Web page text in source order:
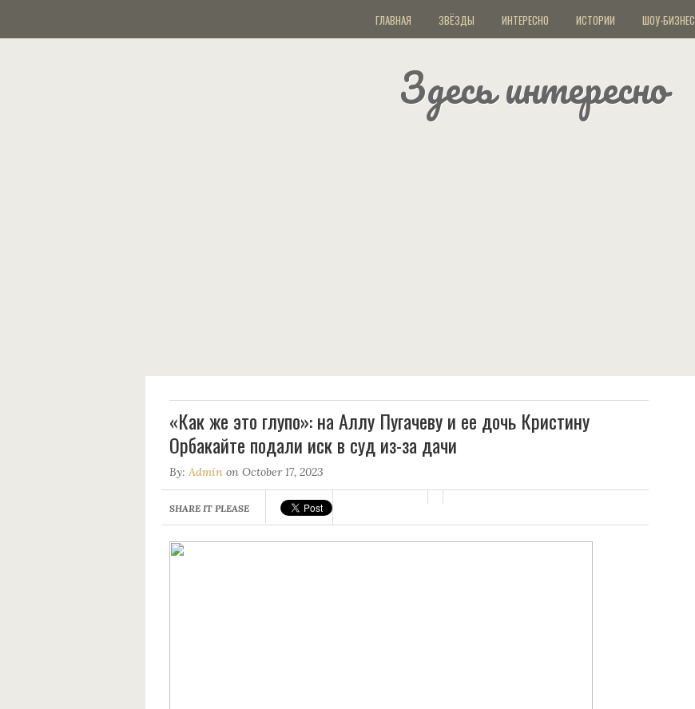
ГЛАВНАЯ ЗВЁЗДЫ ИНТЕРЕСНО ИСТОРИИ ШОУ-БИЗНЕС
Здесь интересно
«Как же это глупо»: на Аллу Пугачеву и ее дочь Кристину
Орбакайте подали иск в суд из-за дачи
By: Admin on October 17, 2023
SHARE IT PLEASE